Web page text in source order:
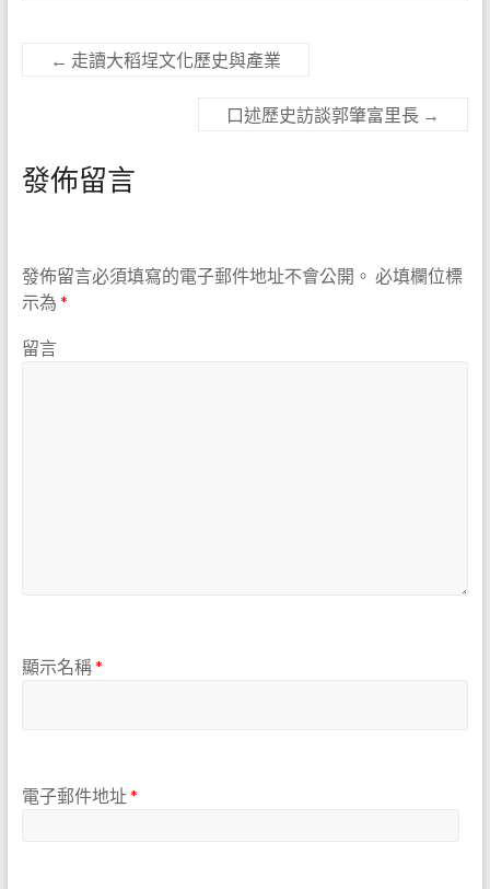
← 走讀大稻埕文化歷史與產業
口述歷史訪談郭肇富里長 →
發佈留言
發佈留言必須填寫的電子郵件地址不會公開。 必填欄位標
示為 *
留言
顯示名稱*
電子郵件地址*